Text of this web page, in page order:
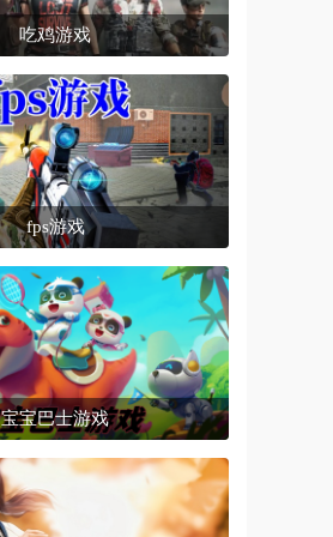
吃鸡游戏
fps游戏
宝宝巴士游戏